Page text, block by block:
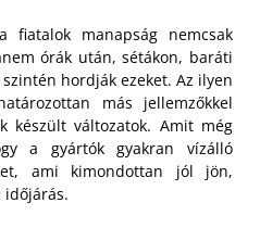
fiatalok manapság nemcsak
órák után, sétákon, baráti
hordják ezeket. Az ilyen
más jellemzőkkel
készült változatok. Amit még
a gyártók gyakran vízálló
ami kimondottan jól jön,
időjárás.